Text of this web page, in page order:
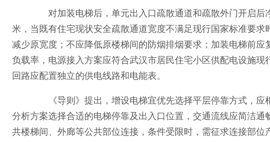
对加装电梯后，单元出入口疏散通道和疏散外门开启后
米，当既有住宅现状安全疏散通道宽度不满足现行国家标准要求
减少原宽度；不应降低原楼梯间的防烟排烟要求；加装电梯前应
负载率，电源接入方案应符合武汉市居民住宅小区供配电设施现
回路应配置独立的供电线路和电能表。
《导则》提出，增设电梯宜优先选择平层停靠方式，应
分析方案选择合适的电梯停靠及出入口位置，交通流线应简洁通
共楼梯间、外廊等公共部位连接，条件受限时，需征求连接部位